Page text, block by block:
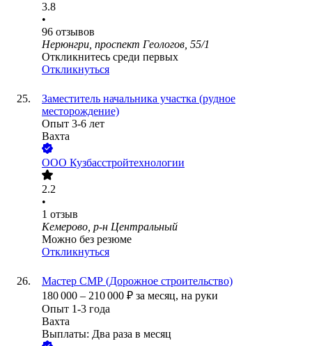
3.8
•
96 отзывов
Нерюнгри, проспект Геологов, 55/1
Откликнитесь среди первых
Откликнуться
Заместитель начальника участка (рудное
месторождение)
Опыт 3-6 лет
Вахта
ООО Кузбасстройтехнологии
2.2
•
1 отзыв
Кемерово, р-н Центральный
Можно без резюме
Откликнуться
Мастер СМР (Дорожное строительство)
180 000 – 210 000 ₽ за месяц, на руки
Опыт 1-3 года
Вахта
Выплаты: Два раза в месяц